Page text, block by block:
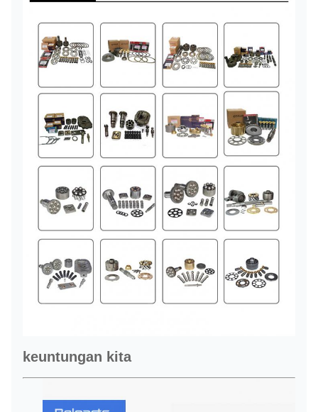
keuntungan kita